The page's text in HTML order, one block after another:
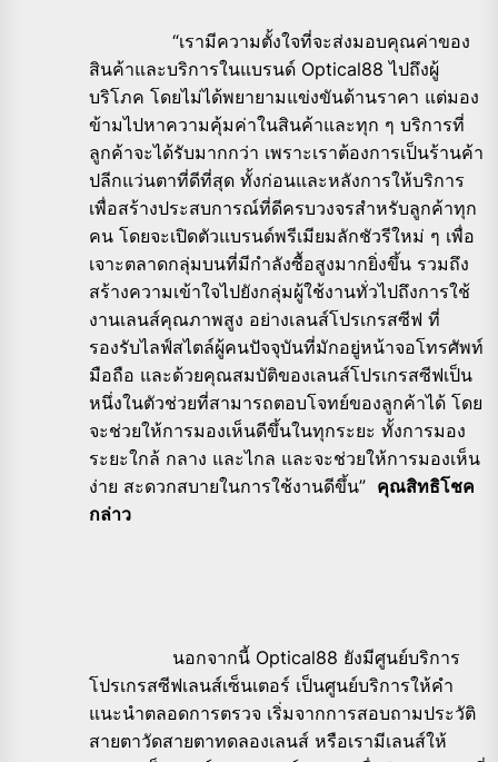
“เรามีความตั้งใจที่จะส่งมอบคุณค่าของ
สินค้าและบริการในแบรนด์ Optical88 ไปถึงผู้
บริโภค โดยไม่ได้พยายามแข่งขันด้านราคา แต่มอง
ข้ามไปหาความคุ้มค่าในสินค้าและทุก ๆ บริการที่
ลูกค้าจะได้รับมากกว่า เพราะเราต้องการเป็นร้านค้า
ปลีกแว่นตาที่ดีที่สุด ทั้งก่อนและหลังการให้บริการ
เพื่อสร้างประสบการณ์ที่ดีครบวงจรสำหรับลูกค้าทุก
คน โดยจะเปิดตัวแบรนด์พรีเมียมลักชัวรีใหม่ ๆ เพื่อ
เจาะตลาดกลุ่มบนที่มีกำลังซื้อสูงมากยิ่งขึ้น รวมถึง
สร้างความเข้าใจไปยังกลุ่มผู้ใช้งานทั่วไปถึงการใช้
งานเลนส์คุณภาพสูง อย่างเลนส์โปรเกรสซีฟ ที่
รองรับไลฟ์สไตล์ผู้คนปัจจุบันที่มักอยู่หน้าจอโทรศัพท์
มือถือ และด้วยคุณสมบัติของเลนส์โปรเกรสซีฟเป็น
หนึ่งในตัวช่วยที่สามารถตอบโจทย์ของลูกค้าได้ โดย
จะช่วยให้การมองเห็นดีขึ้นในทุกระยะ ทั้งการมอง
ระยะใกล้ กลาง และไกล และจะช่วยให้การมองเห็น
ง่าย สะดวกสบายในการใช้งานดีขึ้น” คุณสิทธิโชค
กล่าว
นอกจากนี้ Optical88 ยังมีศูนย์บริการ
โปรเกรสซีฟเลนส์เซ็นเตอร์ เป็นศูนย์บริการให้คำ
แนะนำตลอดการตรวจ เริ่มจากการสอบถามประวัติ
สายตาวัดสายตาทดลองเลนส์ หรือเรามีเลนส์ให้